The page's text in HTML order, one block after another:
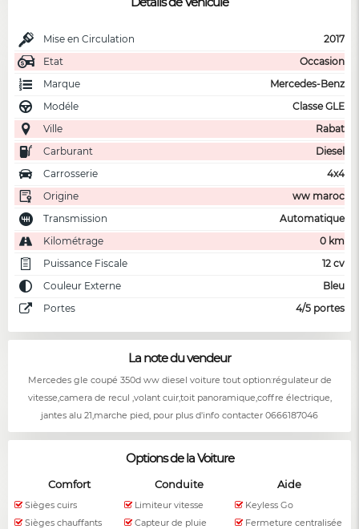
Mise en Circulation
2017
Etat
Occasion
Marque
Mercedes-Benz
Modéle
Classe GLE
Ville
Rabat
Carburant
Diesel
Carrosserie
4x4
Origine
ww maroc
Transmission
Automatique
Kilométrage
0 km
Puissance Fiscale
12 cv
Couleur Externe
Bleu
Portes
4/5 portes
La note du vendeur
Mercedes gle coupé 350d ww diesel voiture tout option:régulateur de
vitesse,camera de recul ,volant cuir,toit panoramique,coffre électrique,
jantes alu 21,marche pied, pour plus d'info contacter 0666187046
Options de la Voiture
Comfort
Sièges cuirs
Sièges chauffants
Conduite
Limiteur vitesse
Capteur de pluie
Aide
Keyless Go
Fermeture centralisée